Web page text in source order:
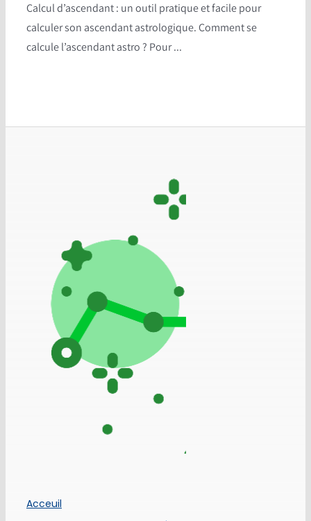
Calcul d’ascendant : un outil pratique et facile pour
calculer son ascendant astrologique. Comment se
calcule l’ascendant astro ? Pour ...
Acceuil